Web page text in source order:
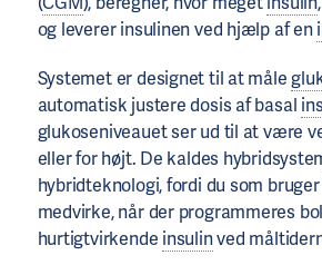
og leverer insulinen ved hjælp af en
Systemet er designet til at måle
automatisk justere dosis af basal
glukoseniveauet ser ud til at være
eller for højt. De kaldes
hybridteknologi, fordi du som
medvirke, når der programmeres
hurtigtvirkende insulinved